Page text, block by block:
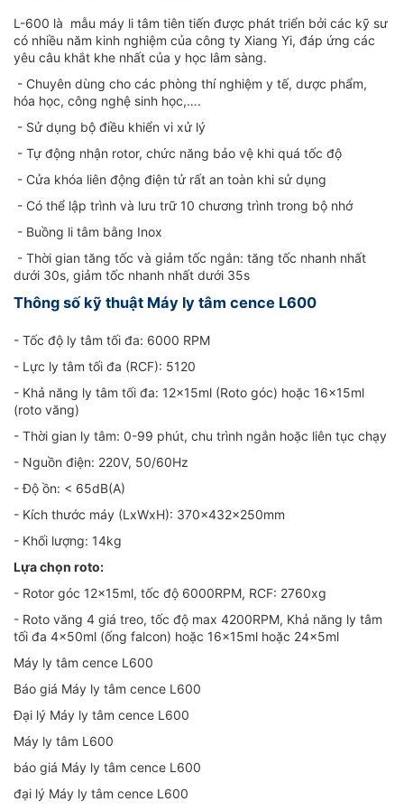
L-600 là mẫu máy li tâm tiên tiến được phát triển bởi các kỹ sư
có nhiều năm kinh nghiệm của công ty Xiang Yi, đáp ứng các
yêu câu khắt khe nhất của y học lâm sàng.
- Chuyên dùng cho các phòng thí nghiệm y tế, dược phẩm,
hóa học, công nghệ sinh học,….
- Sử dụng bộ điều khiển vi xử lý
- Tự động nhận rotor, chức năng bảo vệ khi quá tốc độ
- Cửa khóa liên động điện tử rất an toàn khi sử dụng
- Có thể lập trình và lưu trữ 10 chương trình trong bộ nhớ
- Buồng li tâm bằng Inox
- Thời gian tăng tốc và giảm tốc ngắn: tăng tốc nhanh nhất
dưới 30s, giảm tốc nhanh nhất dưới 35s
Thông số kỹ thuật Máy ly tâm cence L600
- Tốc độ ly tâm tối đa: 6000 RPM
- Lực ly tâm tối đa (RCF): 5120
- Khả năng ly tâm tối đa: 12x15ml (Roto góc) hoặc 16x15ml
(roto văng)
- Thời gian ly tâm: 0-99 phút, chu trình ngắn hoặc liên tục chạy
- Nguồn điện: 220V, 50/60Hz
- Độ ồn: < 65dB(A)
- Kích thước máy (LxWxH): 370x432x250mm
- Khối lượng: 14kg
Lựa chọn roto:
- Rotor góc 12x15ml, tốc độ 6000RPM, RCF: 2760xg
- Roto văng 4 giá treo, tốc độ max 4200RPM, Khả năng ly tâm
tối đa 4x50ml (ống falcon) hoặc 16x15ml hoặc 24x5ml
Máy ly tâm cence L600
Báo giá Máy ly tâm cence L600
Đại lý Máy ly tâm cence L600
Máy ly tâm L600
báo giá Máy ly tâm cence L600
đại lý Máy ly tâm cence L600